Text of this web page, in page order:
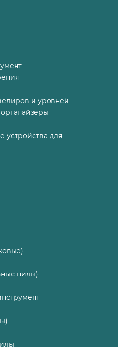
и уровней
устройства для
пилы)